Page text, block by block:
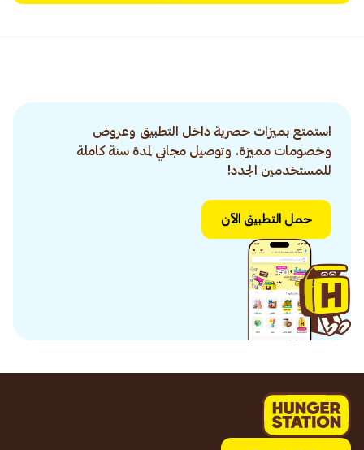
استمتع بميزات حصرية داخل التطبيق وعروض
وخصومات مميزة. وتوصيل مجاني لمدة سنة كاملة
للمستخدمين الجدد!
حمل التطبيق الآن